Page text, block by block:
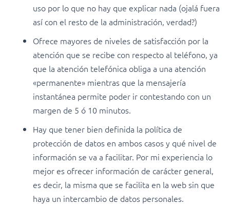
uso por lo que no hay que explicar nada (ojalá fuera
así con el resto de la administración, verdad?)
Ofrece mayores de niveles de satisfacción por la
atención que se recibe con respecto al teléfono, ya
que la atención telefónica obliga a una atención
«permanente» mientras que la mensajería
instantánea permite poder ir contestando con un
margen de 5 ó 10 minutos.
Hay que tener bien definida la política de
protección de datos en ambos casos y qué nivel de
información se va a facilitar. Por mi experiencia lo
mejor es ofrecer información de carácter general,
es decir, la misma que se facilita en la web sin que
haya un intercambio de datos personales.